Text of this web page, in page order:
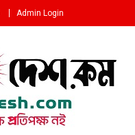
Admin Login